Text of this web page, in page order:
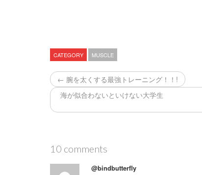
CATEGORY MUSCLE
← 腕を太くする最強トレーニング！！!
海が似合わないといけない大学生 大
10 comments
@bindbutterfly